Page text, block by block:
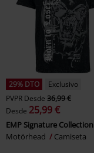
29% DTO
Exclusivo
PVPR Desde 36,99 €
Desde 25,99 €
EMP Signature Collection
Motörhead
Camiseta